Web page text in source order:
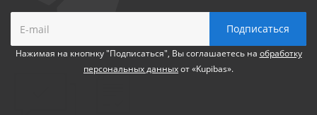
Нажимая на кнопнку "Подписаться", Вы соглашаетесь на обработку
персональных данныхот «Kupibas».